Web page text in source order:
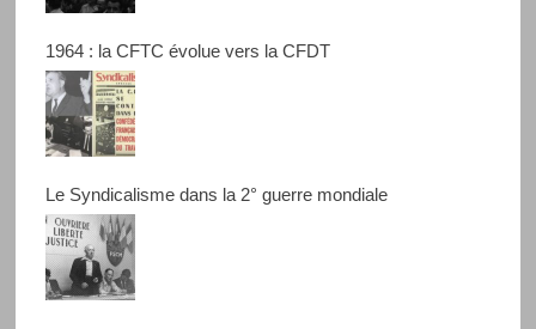
1964 : la CFTC évolue vers la CFDT
Le Syndicalisme dans la 2° guerre mondiale